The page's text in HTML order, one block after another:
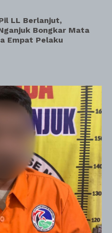
LL Berlanjut,
Bongkar Mata
Empat Pelaku